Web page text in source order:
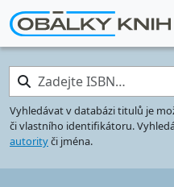
Zadejte ISBN…
Vyhledávat v databázi titulů je
či vlastního identifikátoru.
autorityči jména.